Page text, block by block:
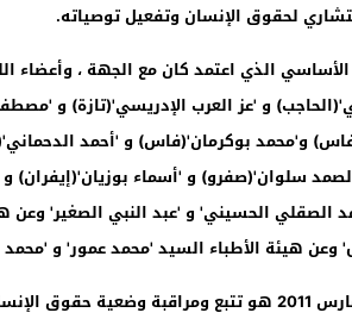
لحقوق الإنسان وتفعيل توصياته.
الأساسي الذي اعتمد كان مع الجهة ، وأعضاء
و 'عز العرب الإدريسي'(تازة) و
و'محمد بوكرمان'(فاس) و 'أحمد
سلوان'(صفرو) و 'أسماء بوزيان'(إيفران) و
الحسيني' و 'عبد النبي الصغير' وعن
وعن هيئة الأطباء السيد 'محمد عمور' و
2011هو تتبع ومراقبة وضعية حقوق